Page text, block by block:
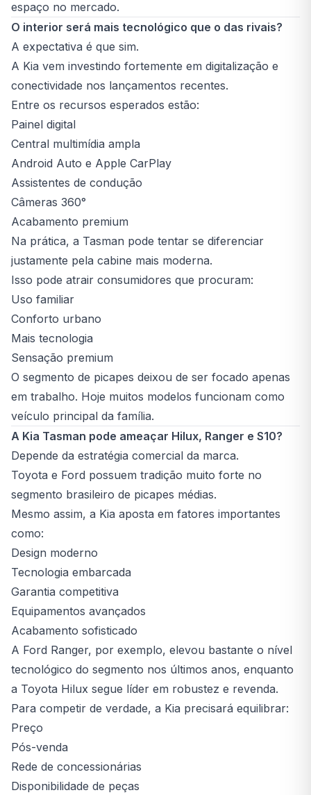
espaço no mercado.
O interior será mais tecnológico que o das rivais?
A expectativa é que sim.
A Kia vem investindo fortemente em digitalização e
conectividade nos lançamentos recentes.
Entre os recursos esperados estão:
Painel digital
Central multimídia ampla
Android Auto e Apple CarPlay
Assistentes de condução
Câmeras 360°
Acabamento premium
Na prática, a Tasman pode tentar se diferenciar
justamente pela cabine mais moderna.
Isso pode atrair consumidores que procuram:
Uso familiar
Conforto urbano
Mais tecnologia
Sensação premium
O segmento de picapes deixou de ser focado apenas
em trabalho. Hoje muitos modelos funcionam como
veículo principal da família.
A Kia Tasman pode ameaçar Hilux, Ranger e S10?
Depende da estratégia comercial da marca.
Toyota e Ford possuem tradição muito forte no
segmento brasileiro de picapes médias.
Mesmo assim, a Kia aposta em fatores importantes
como:
Design moderno
Tecnologia embarcada
Garantia competitiva
Equipamentos avançados
Acabamento sofisticado
A Ford Ranger, por exemplo, elevou bastante o nível
tecnológico do segmento nos últimos anos, enquanto
a Toyota Hilux segue líder em robustez e revenda.
Para competir de verdade, a Kia precisará equilibrar:
Preço
Pós-venda
Rede de concessionárias
Disponibilidade de peças